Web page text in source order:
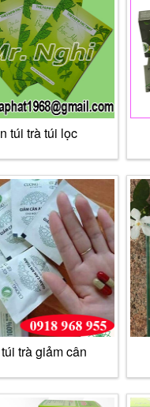
túi trà túi lọc
trà giảm cân